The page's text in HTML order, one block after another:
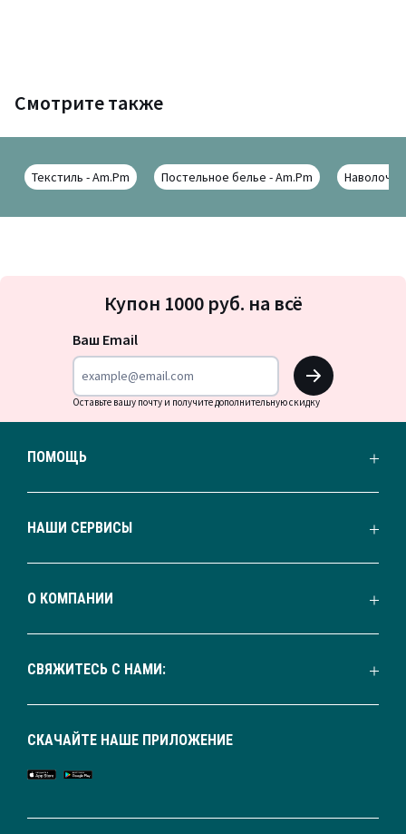
Смотрите также
Текстиль - Am.Pm Постельное белье - Am.Pm
на
Купон 1000 руб. на всё
Ваш Email
OK
Оставьте вашу почту и получите дополнительную скидку
ПОМОЩЬ
НАШИ СЕРВИСЫ
О КОМПАНИИ
СВЯЖИТЕСЬ С НАМИ:
СКАЧАЙТЕ НАШЕ ПРИЛОЖЕНИЕ